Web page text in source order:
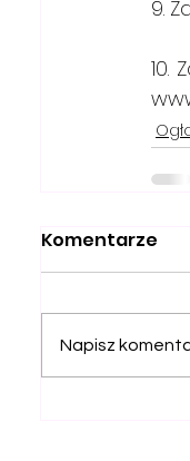
9.
Komentarze
Napisz